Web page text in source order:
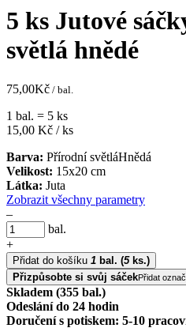
5 ks Jutové
světlá hnědé
75,00Kč / bal.
1 bal. = 5 ks
15,00 Kč / ks
Barva: Přírodní světláHnědá
Velikost: 15x20 cm
Látka: Juta
Zobrazit všechny parametry
–
bal.
+
Přidat do košíku 1 bal. (5ks.)
Přizpůsobte si svůj sáčekPřidat
Skladem (355 bal.)
Odeslání do 24 hodin
Doručení s potiskem: 5-10